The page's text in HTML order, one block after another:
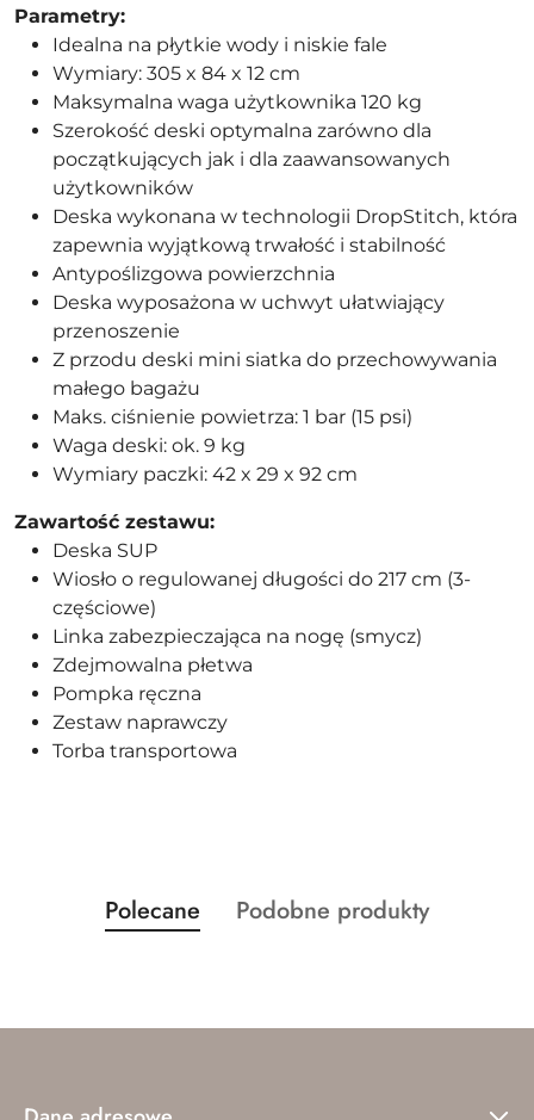
Parametry:
Idealna na płytkie wody i niskie fale
Wymiary: 305 x 84 x 12 cm
Maksymalna waga użytkownika 120 kg
Szerokość deski optymalna zarówno dla
początkujących jak i dla zaawansowanych
użytkowników
Deska wykonana w technologii DropStitch, która
zapewnia wyjątkową trwałość i stabilność
Antypoślizgowa powierzchnia
Deska wyposażona w uchwyt ułatwiający
przenoszenie
Z przodu deski mini siatka do przechowywania
małego bagażu
Maks. ciśnienie powietrza: 1 bar (15 psi)
Waga deski: ok. 9 kg
Wymiary paczki: 42 x 29 x 92 cm
Zawartość zestawu:
Deska SUP
Wiosło o regulowanej długości do 217 cm (3-
częściowe)
Linka zabezpieczająca na nogę (smycz)
Zdejmowalna płetwa
Pompka ręczna
Zestaw naprawczy
Torba transportowa
Pomiń karuzelę produktów
Produkty
o
Polecane
Produkty
Podobne produkty